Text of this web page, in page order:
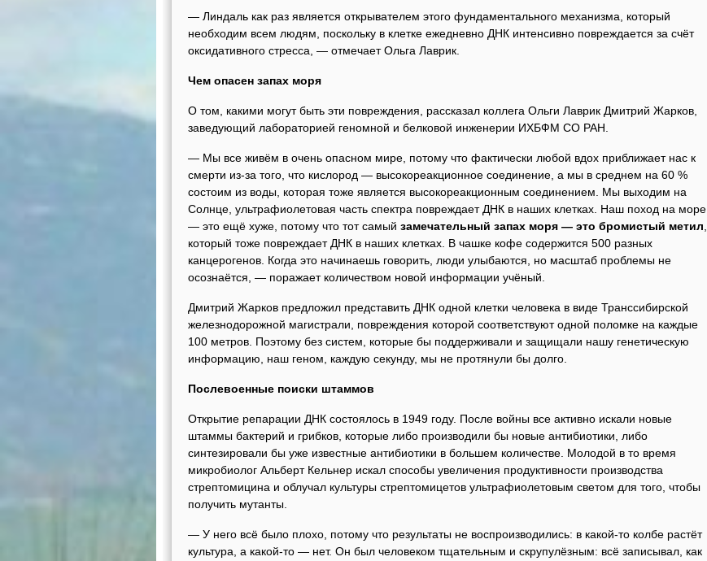
— Линдаль как раз является открывателем этого фундаментального механизма, который
необходим всем людям, поскольку в клетке ежедневно ДНК интенсивно повреждается за счёт
оксидативного стресса, — отмечает Ольга Лаврик.
Чем опасен запах моря
О том, какими могут быть эти повреждения, рассказал коллега Ольги Лаврик Дмитрий Жарков,
заведующий лабораторией геномной и белковой инженерии ИХБФМ СО РАН.
— Мы все живём в очень опасном мире, потому что фактически любой вдох приближает нас к
смерти из-за того, что кислород — высокореакционное соединение, а мы в среднем на 60 %
состоим из воды, которая тоже является высокореакционным соединением. Мы выходим на
Солнце, ультрафиолетовая часть спектра повреждает ДНК в наших клетках. Наш поход на море
— это ещё хуже, потому что тот самый замечательный запах моря — это бромистый метил
который тоже повреждает ДНК в наших клетках. В чашке кофе содержится 500 разных
канцерогенов. Когда это начинаешь говорить, люди улыбаются, но масштаб проблемы не
осознаётся, — поражает количеством новой информации учёный.
Дмитрий Жарков предложил представить ДНК одной клетки человека в виде Транссибирской
железнодорожной магистрали, повреждения которой соответствуют одной поломке на каждые
100 метров. Поэтому без систем, которые бы поддерживали и защищали нашу генетическую
информацию, наш геном, каждую секунду, мы не протянули бы долго.
Послевоенные поиски штаммов
Открытие репарации ДНК состоялось в 1949 году. После войны все активно искали новые
штаммы бактерий и грибков, которые либо производили бы новые антибиотики, либо
синтезировали бы уже известные антибиотики в большем количестве. Молодой в то время
микробиолог Альберт Кельнер искал способы увеличения продуктивности производства
стрептомицина и облучал культуры стрептомицетов ультрафиолетовым светом для того, чтобы
получить мутанты.
— У него всё было плохо, потому что результаты не воспроизводились: в какой-то колбе растёт
культура, а какой-то — нет. Он был человеком тщательным и скрупулёзным: всё записывал, как